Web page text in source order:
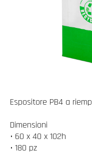
Espositore PB4 a
Dimensioni
• 60 x 40 x 102h
• 180 pz